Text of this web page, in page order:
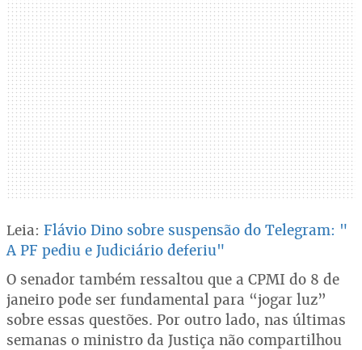
Leia: Flávio Dino sobre suspensão do Telegram: "
A PF pediu e Judiciário deferiu"
O senador também ressaltou que a CPMI do 8 de
janeiro pode ser fundamental para “jogar luz”
sobre essas questões. Por outro lado, nas últimas
semanas o ministro da Justiça não compartilhou